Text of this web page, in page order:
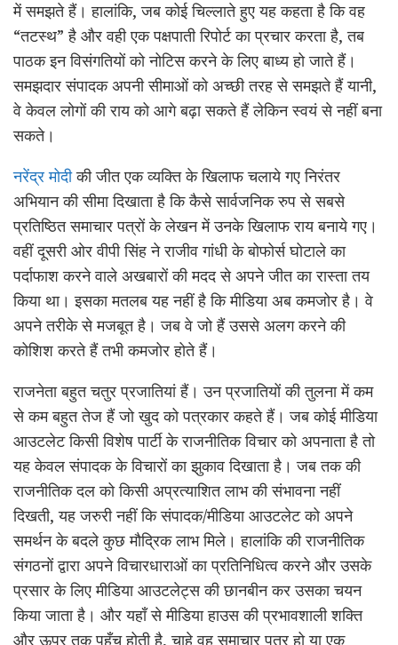
में समझते हैं। हालांकि, जब कोई चिल्लाते हुए यह कहता है कि वह
“तटस्थ” है और वही एक पक्षपाती रिपोर्ट का प्रचार करता है, तब
पाठक इन विसंगतियों को नोटिस करने के लिए बाध्य हो जाते हैं।
समझदार संपादक अपनी सीमाओं को अच्छी तरह से समझते हैं यानी,
वे केवल लोगों की राय को आगे बढ़ा सकते हैं लेकिन स्वयं से नहीं बना
सकते।
नरेंद्र मोदीकी जीत एक व्यक्ति के खिलाफ चलाये गए निरंतर
अभियान की सीमा दिखाता है कि कैसे सार्वजनिक रुप से सबसे
प्रतिष्ठित समाचार पत्रों के लेखन में उनके खिलाफ राय बनाये गए।
वहीं दूसरी ओर वीपी सिंह ने राजीव गांधी के बोफोर्स घोटाले का
पर्दाफाश करने वाले अखबारों की मदद से अपने जीत का रास्ता तय
किया था। इसका मतलब यह नहीं है कि मीडिया अब कमजोर है। वे
अपने तरीके से मजबूत है। जब वे जो हैं उससे अलग करने की
कोशिश करते हैं तभी कमजोर होते हैं।
राजनेता बहुत चतुर प्रजातियां हैं। उन प्रजातियों की तुलना में कम
से कम बहुत तेज हैं जो खुद को पत्रकार कहते हैं। जब कोई मीडिया
आउटलेट किसी विशेष पार्टी के राजनीतिक विचार को अपनाता है तो
यह केवल संपादक के विचारों का झुकाव दिखाता है। जब तक की
राजनीतिक दल को किसी अप्रत्याशित लाभ की संभावना नहीं
दिखती, यह जरुरी नहीं कि संपादक/मीडिया आउटलेट को अपने
समर्थन के बदले कुछ मौद्रिक लाभ मिले। हालांकि की राजनीतिक
संगठनों द्वारा अपने विचारधाराओं का प्रतिनिधित्व करने और उसके
प्रसार के लिए मीडिया आउटलेट्स की छानबीन कर उसका चयन
किया जाता है। और यहाँ से मीडिया हाउस की प्रभावशाली शक्ति
और ऊपर तक पहुँच होती है, चाहे वह समाचार पत्र हो या एक